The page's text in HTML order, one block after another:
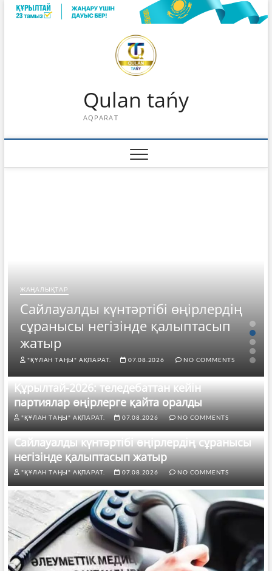
Skip
Qulan tańy
AQPARAT
ЖАҢАЛЫҚТАР
Сайлауалды күнтәртібі өңірлердің
сұранысы негізінде қалыптасып
жатыр
"ҚҰЛАН ТАҢЫ" АҚПАРАТ. 07.08.2026 NO COMMENTS
Құрылтай-2026: теледебаттан кейін
партиялар өңірлерге қайта оралды
"ҚҰЛАН ТАҢЫ" АҚПАРАТ. 07.08.2026 NO COMMENTS
Сайлауалды күнтәртібі өңірлердің сұранысы
негізінде қалыптасып жатыр
"ҚҰЛАН ТАҢЫ" АҚПАРАТ. 07.08.2026 NO COMMENTS